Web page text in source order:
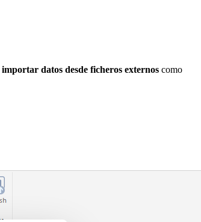
importar datos desde ficheros externos como